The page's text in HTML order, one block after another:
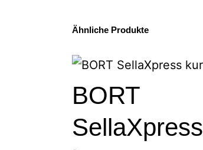
Ähnliche Produkte
BORT
SellaXpress